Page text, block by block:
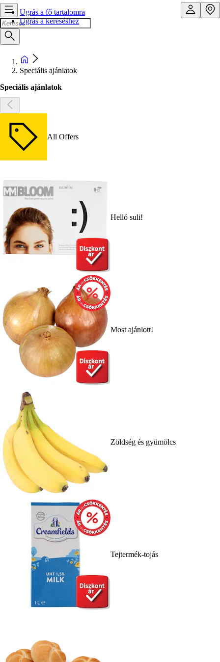
Ugrás a fő tartalomra
Ugrás a kereséshez
Speciális ajánlatok
Speciális ajánlatok
All Offers
Helló suli!
Most ajánlott!
Zöldség és gyümölcs
Tejtermék-tojás